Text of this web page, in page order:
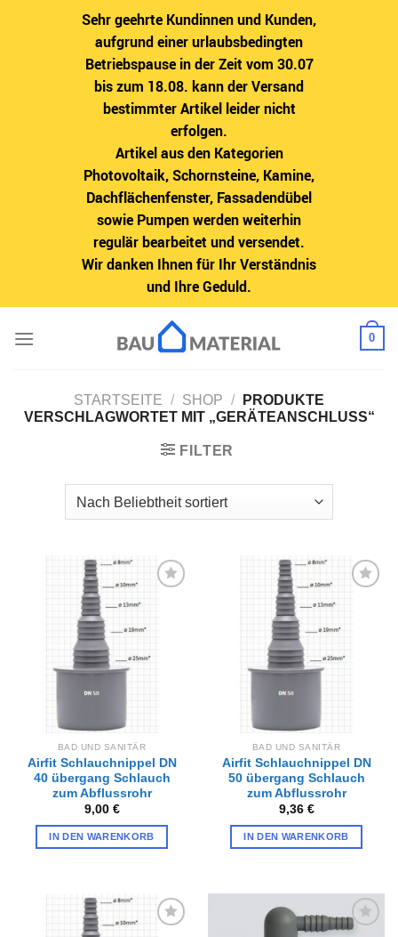
Sehr geehrte Kundinnen und Kunden,
aufgrund einer urlaubsbedingten
Betriebspause in der Zeit vom 30.07
bis zum 18.08. kann der Versand
bestimmter Artikel leider nicht
erfolgen.
Artikel aus den Kategorien
Photovoltaik, Schornsteine, Kamine,
Dachflächenfenster, Fassadendübel
sowie Pumpen werden weiterhin
regulär bearbeitet und versendet.
Wir danken Ihnen für Ihr Verständnis
und Ihre Geduld.
Inhalt
0
STARTSEITE / SHOP /
PRODUKTE
VERSCHLAGWORTET MIT „GERÄTEANSCHLUSS“
FILTER
hinzufügen
BAD UND SANITÄR
Airfit Schlauchnippel DN
40 übergang Schlauch
zum Abflussrohr
9,00 €
IN DEN WARENKORB
hinzufügen
BAD UND SANITÄR
Airfit Schlauchnippel DN
50 übergang Schlauch
zum Abflussrohr
9,36 €
IN DEN WARENKORB